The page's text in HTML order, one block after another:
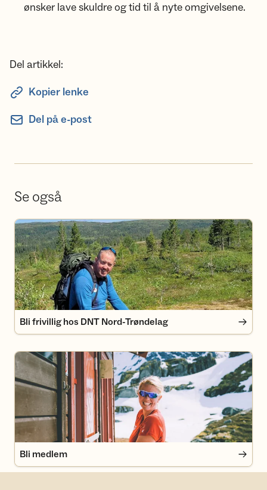
ønsker lave skuldre og tid til å nyte omgivelsene.
Del artikkel:
Kopier lenke
Del på e-post
Se også
Bli frivillig hos DNT Nord-Trøndelag
Bli frivillig hos DNT Nord-Trøndelag
Bli medlem
Bli medlem